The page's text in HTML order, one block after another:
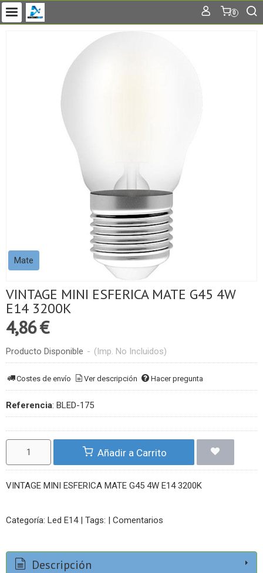
0
Mate
VINTAGE MINI ESFERICA MATE G45 4W
E14 3200K
4,86 €
Producto Disponible - (Imp. No Incluidos)
Costes de envío Ver descripción Hacer pregunta
Referencia: BLED-175
Añadir a Carrito
VINTAGE MINI ESFERICA MATE G45 4W E14 3200K
Categoría: Led E14| Tags: | Comentarios
Descripción